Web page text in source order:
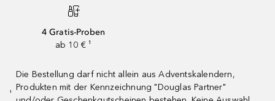
4 Gratis-Proben
ab 10 € ¹
¹
Die Bestellung darf nicht allein aus Adventskalendern,
Produkten mit der Kennzeichnung "Douglas Partner"